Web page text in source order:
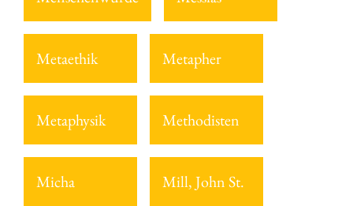
Metaethik Metapher
Metaphysik Methodisten
Micha Mill, John St.